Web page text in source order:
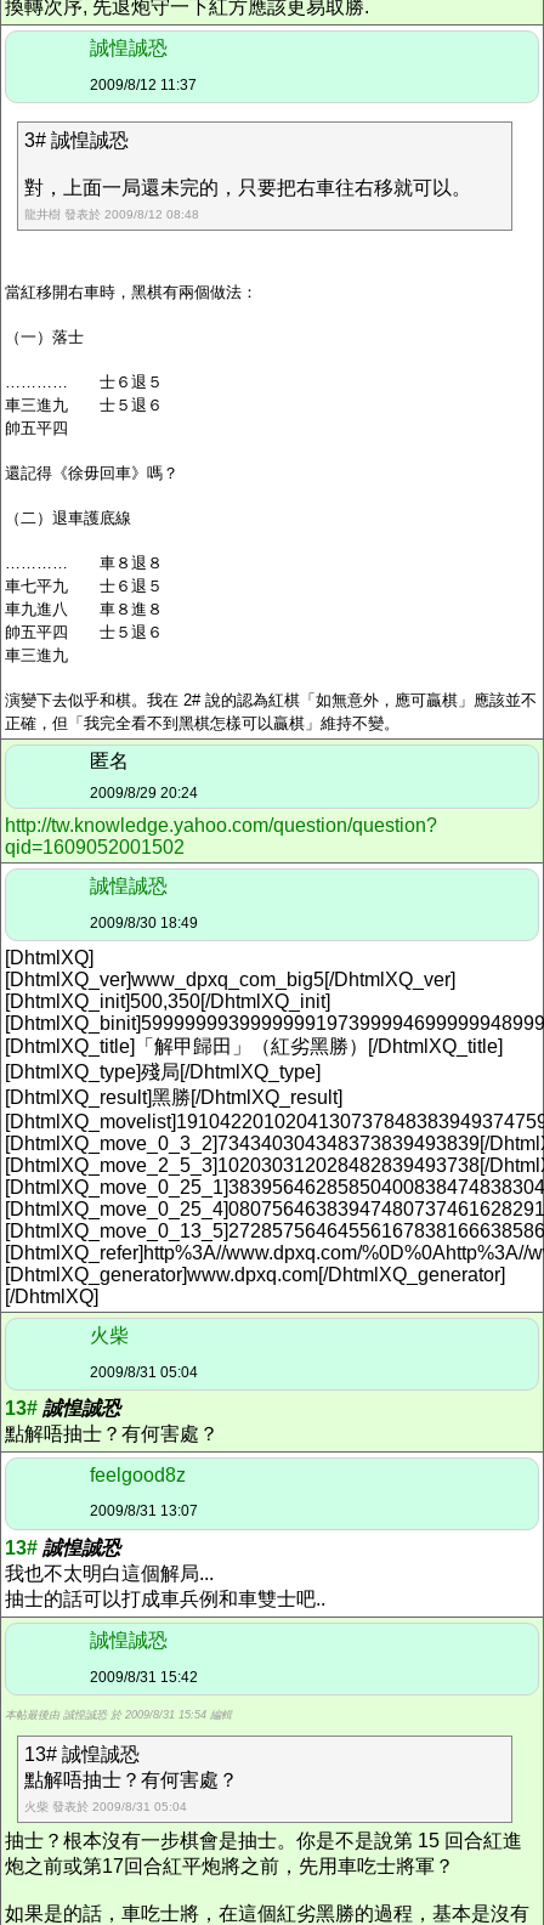
換轉次序, 先退炮守一下紅方應該更易取勝.
誠惶誠恐
2009/8/12 11:37
3# 誠惶誠恐
對，上面一局還未完的，只要把右車往右移就可以。
龍井樹 發表於 2009/8/12 08:48
當紅移開右車時，黑棋有兩個做法：
（一）落士
………… 士６退５
車三進九 士５退６
帥五平四
還記得《徐毋回車》嗎？
（二）退車護底線
………… 車８退８
車七平九 士６退５
車九進八 車８進８
帥五平四 士５退６
車三進九
演變下去似乎和棋。我在 2# 說的認為紅棋「如無意外，應可贏棋」應該並不
正確，但「我完全看不到黑棋怎樣可以贏棋」維持不變。
匿名
2009/8/29 20:24
http://tw.knowledge.yahoo.com/question/question?
qid=1609052001502
誠惶誠恐
2009/8/30 18:49
[DhtmlXQ]
[DhtmlXQ_ver]www_dpxq_com_big5[/DhtmlXQ_ver]
[DhtmlXQ_init]500,350[/DhtmlXQ_init]
[DhtmlXQ_title]「解甲歸田」（紅劣黑勝）[/DhtmlXQ_title]
[DhtmlXQ_type]殘局[/DhtmlXQ_type]
[DhtmlXQ_result]黑勝[/DhtmlXQ_result]
[DhtmlXQ_move_0_3_2]734340304348373839493839[/
[DhtmlXQ_move_2_5_3]102030312028482839493738[/
[DhtmlXQ_refer]http%3A//www.dpxq.com/
[DhtmlXQ_generator]www.dpxq.com[/DhtmlXQ_generator]
[/DhtmlXQ]
火柴
2009/8/31 05:04
13# 誠惶誠恐
點解唔抽士？有何害處？
feelgood8z
2009/8/31 13:07
13# 誠惶誠恐
我也不太明白這個解局...
抽士的話可以打成車兵例和車雙士吧..
誠惶誠恐
2009/8/31 15:42
本帖最後由 誠惶誠恐 於 2009/8/31 15:54 編輯
13# 誠惶誠恐
點解唔抽士？有何害處？
火柴 發表於 2009/8/31 05:04
抽士？根本沒有一步棋會是抽士。你是不是說第 15 回合紅進
炮之前或第17回合紅平炮將之前，先用車吃士將軍？
如果是的話，車吃士將，在這個紅劣黑勝的過程，基本是沒有